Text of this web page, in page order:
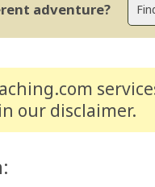
adventure?
in our disclaimer.